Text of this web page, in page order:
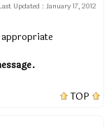
Updated : January 17, 2012
TOP